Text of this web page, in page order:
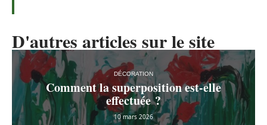
D'autres articles sur le site
DÉCORATION
Comment la superposition est-elle
effectuée ?
10 mars 2026